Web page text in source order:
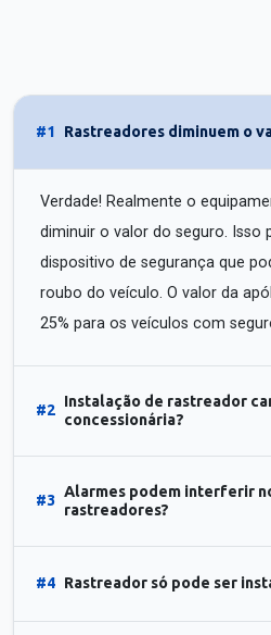
#1 Rastreadores diminuem o
Verdade! Realmente o
diminuir o valor do seguro. Isso
dispositivo de segurança que
roubo do veículo. O valor da
25% para os veículos com
#2
Instalação de rastreador
concessionária?
#3
Alarmes podem interferir
rastreadores?
#4 Rastreador só pode ser